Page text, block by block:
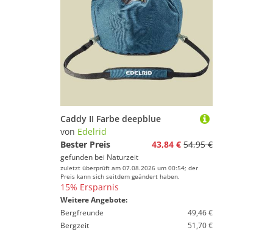
Caddy II Farbe deepblue
von Edelrid
Bester Preis
43,84 € 54,95 €
gefunden bei Naturzeit
zuletzt überprüft am 07.08.2026 um 00:54; der
Preis kann sich seitdem geändert haben.
15% Ersparnis
Weitere Angebote:
Bergfreunde
49,46 €
Bergzeit
51,70 €